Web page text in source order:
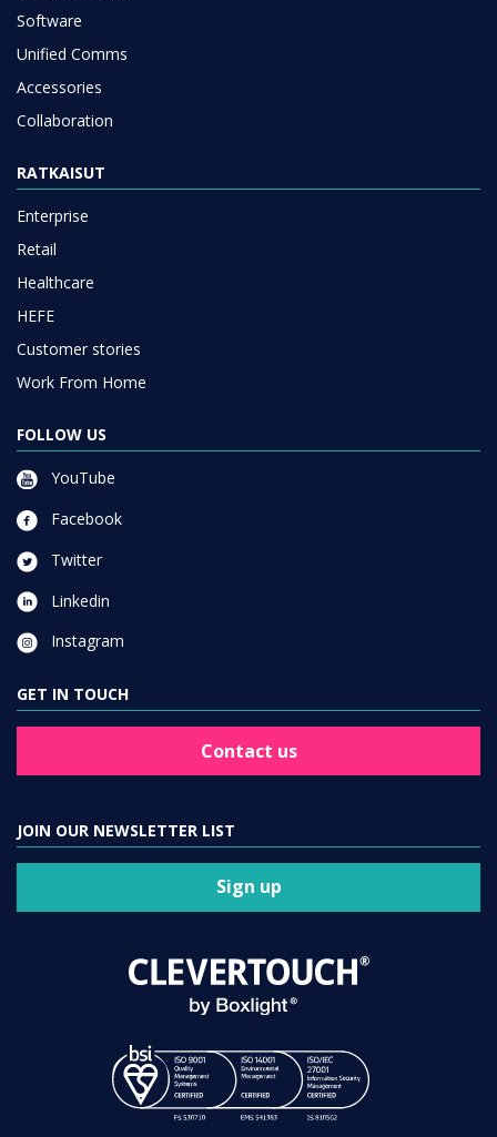
Software
Unified Comms
Accessories
Collaboration
RATKAISUT
Enterprise
Retail
Healthcare
HEFE
Customer stories
Work From Home
FOLLOW US
YouTube
Facebook
Twitter
Linkedin
Instagram
GET IN TOUCH
Contact us
JOIN OUR NEWSLETTER LIST
Sign up